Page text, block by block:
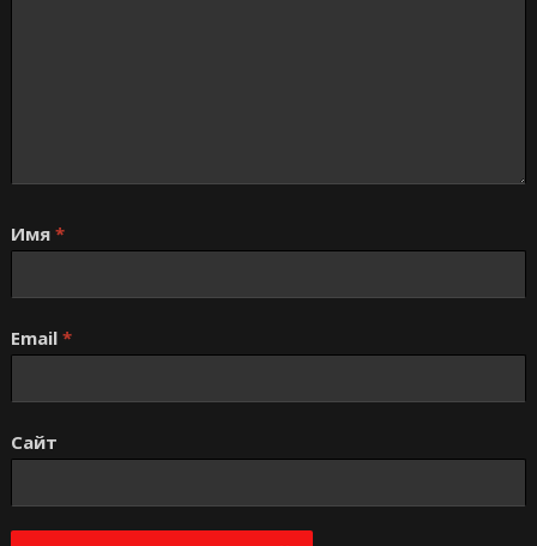
Имя *
Email *
Сайт